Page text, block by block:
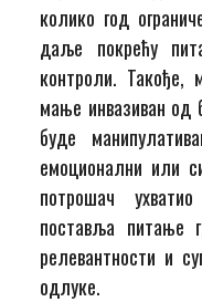
колико год
даље покрећу
контроли. Такође,
мање инвазиван од
буде
емоционални или
потрошач
поставља питање
релевантности и
одлуке.